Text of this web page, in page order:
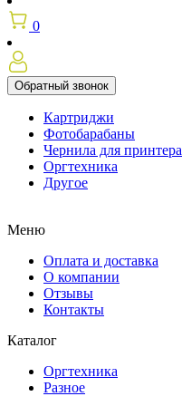
0
Обратный звонок
Картриджи
Фотобарабаны
Чернила для принтера
Оргтехника
Другое
Меню
Оплата и доставка
О компании
Отзывы
Контакты
Каталог
Оргтехника
Разное